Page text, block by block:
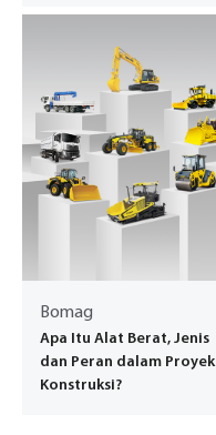
Bomag
Apa Itu Alat Berat, Jenis
dan Peran dalam Proyek
Konstruksi?